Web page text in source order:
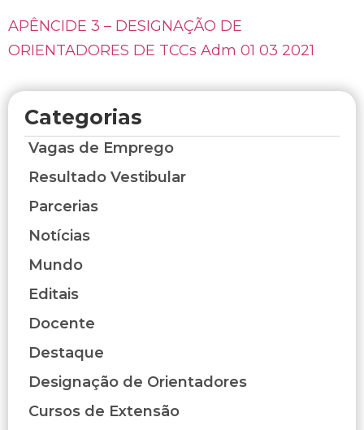
APÊNCIDE 3 – DESIGNAÇÃO DE
ORIENTADORES DE TCCs Adm 01 03 2021
Categorias
Vagas de Emprego
Resultado Vestibular
Parcerias
Notícias
Mundo
Editais
Docente
Destaque
Designação de Orientadores
Cursos de Extensão